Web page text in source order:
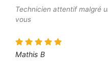
Technicien attentif malgré
vous
Mathis B